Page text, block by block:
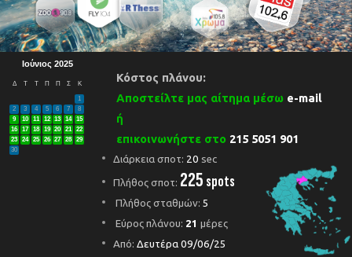
Ιούνιος 2025
Δ Τ Τ Π Π Σ Κ
1
2
3 4 5 6 7
8
9
10 11 12 13 14
15
16
17 18 19 20 21
22
23
24 25 26 27 28
29
30
Κόστος πλάνου:
Αποστείλτε μας αίτημα μέσω e-mail
ή
επικοινωνήστε στο 215 5051 901
Διάρκεια σποτ: 20 sec
Πλήθος σποτ: 225 spots
Πλήθος σταθμών: 5
Εύρος πλάνου: 21 μέρες
Από: Δευτέρα 09/06/25